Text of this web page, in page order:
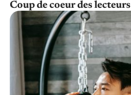
Coup de coeur des lecteurs